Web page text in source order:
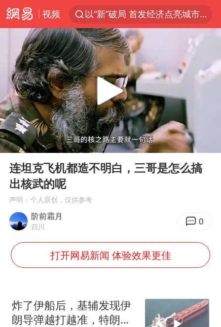
视频
以“新”破局 首发经济点亮城市消费活力
U17国足三战全胜
我国编制完成新版全月地质图
台风白海豚登陆地点更新
看守所辅警收受10万获刑1年
国家气候中心：8月将有4轮高温过程，部分地区可达40℃～45℃
宇树科技 打新
美股三大指数集体收跌 西数跌超13%
女子利用漏洞0元薅走3000多件家电
多地要求领导干部带头休假
台风白海豚进入48小时警戒线
27岁女子成组织卖淫集团主犯被通缉
Play
00:00 03:29
连坦克飞机都造不明白，三哥是怎么搞
出核武的呢
声明：个人原创，仅供参考
阶前霜月
四川 0
打开网易新闻 体验效果更佳
炸了伊船后，基辅发现伊
朗导弹越打越准，特朗普